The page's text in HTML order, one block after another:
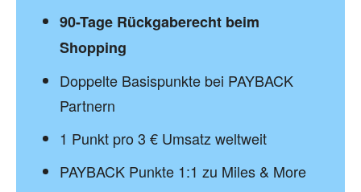
90-Tage Rückgaberecht beim
Shopping
Doppelte Basispunkte bei PAYBACK
Partnern
1 Punkt pro 3 € Umsatz weltweit
PAYBACK Punkte 1:1 zu Miles & More